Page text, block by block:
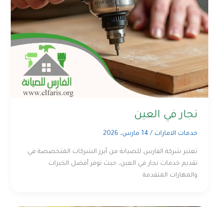
نجار في العين
خدمات الامارات /14 مارس، 2026
تعتبر شركة الفارس للصيانة من أبرز الشركات المتخصصة في
تقديم خدمات نجار في العين، حيث توفر أفضل الخبرات
والمهارات المتقدمة